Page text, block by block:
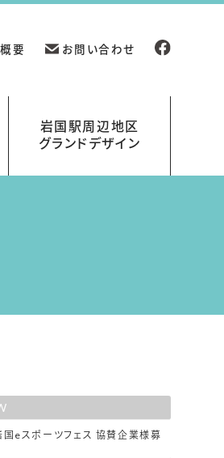
岩国駅周辺地区
グランドデザイン
要 お問い合わせ
eスポーツフェス 協賛企業様募